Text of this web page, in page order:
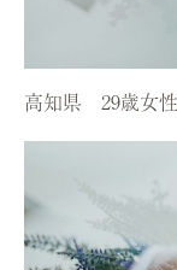
高知県 29歳女